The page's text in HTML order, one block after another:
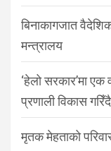
बिनाकागजात
मन्त्रालय
‘हेलो सरकार’मा
प्रणाली विकास गरिँदै
मृतक मेहताको